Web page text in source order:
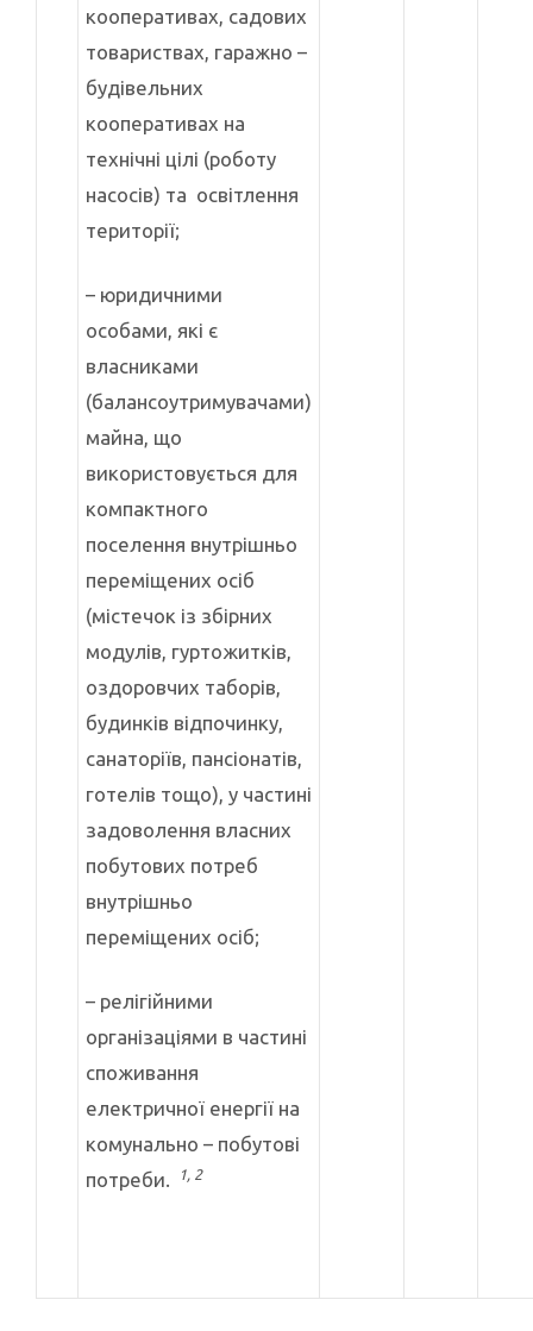
кооперативах, садових
товариствах, гаражно –
будівельних
кооперативах на
технічні цілі (роботу
насосів) та освітлення
території;
– юридичними
особами, які є
власниками
(балансоутримувачами)
майна, що
використовується для
компактного
поселення внутрішньо
переміщених осіб
(містечок із збірних
модулів, гуртожитків,
оздоровчих таборів,
будинків відпочинку,
санаторіїв, пансіонатів,
готелів тощо), у частині
задоволення власних
побутових потреб
внутрішньо
переміщених осіб;
– релігійними
організаціями в частині
споживання
електричної енергії на
комунально – побутові
потреби.
1, 2